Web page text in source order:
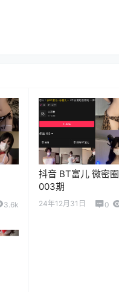
3.6k
抖音 BT富儿 微密圈
003期
24年12月31日 0